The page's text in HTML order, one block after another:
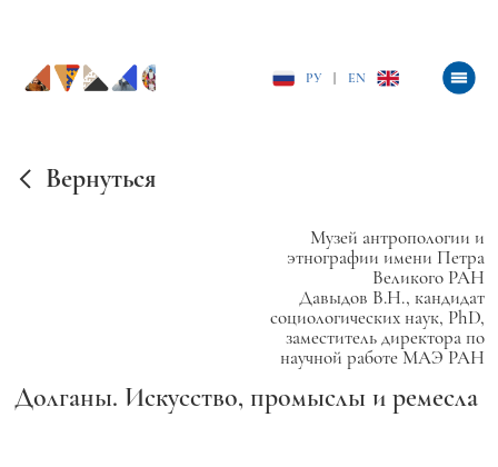
РУ EN
Вернуться
Музей антропологии и
этнографии имени Петра
Великого РАН
Давыдов В.Н., кандидат
социологических наук, PhD,
заместитель директора по
научной работе МАЭ РАН
Долганы. Искусство, промыслы и ремесла